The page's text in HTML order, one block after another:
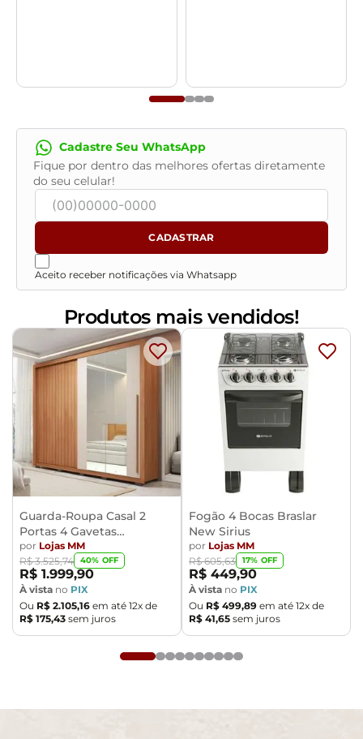
Cadastre Seu WhatsApp
Fique por dentro das melhores ofertas diretamente
do seu celular!
CADASTRAR
Aceito receber notificações via Whatsapp
Produtos mais vendidos!
Guarda-Roupa Casal 2
Portas 4 Gavetas
Caemmun Moviment
por Lojas MM
R$ 3.525,74 40% OFF
R$ 1.999,90
À vista no PIX
Ou R$ 2.105,16 em até 12x de
R$ 175,43 sem juros
Fogão 4 Bocas Braslar
New Sirius
por Lojas MM
R$ 605,63 17% OFF
R$ 449,90
À vista no PIX
Ou R$ 499,89 em até 12x de
R$ 41,65 sem juros